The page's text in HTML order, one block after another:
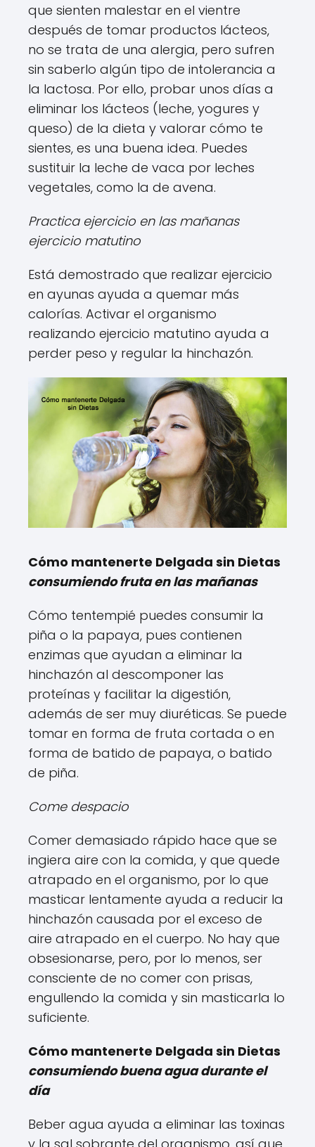
que sienten malestar en el vientre
después de tomar productos lácteos,
no se trata de una alergia, pero sufren
sin saberlo algún tipo de intolerancia a
la lactosa. Por ello, probar unos días a
eliminar los lácteos (leche, yogures y
queso) de la dieta y valorar cómo te
sientes, es una buena idea. Puedes
sustituir la leche de vaca por leches
vegetales, como la de avena.
Practica ejercicio en las mañanas
ejercicio matutino
Está demostrado que realizar ejercicio
en ayunas ayuda a quemar más
calorías. Activar el organismo
realizando ejercicio matutino ayuda a
perder peso y regular la hinchazón.
Cómo mantenerte Delgada sin Dietas
consumiendo fruta en las mañanas
Cómo tentempié puedes consumir la
piña o la papaya, pues contienen
enzimas que ayudan a eliminar la
hinchazón al descomponer las
proteínas y facilitar la digestión,
además de ser muy diuréticas. Se puede
tomar en forma de fruta cortada o en
forma de batido de papaya, o batido
de piña.
Come despacio
Comer demasiado rápido hace que se
ingiera aire con la comida, y que quede
atrapado en el organismo, por lo que
masticar lentamente ayuda a reducir la
hinchazón causada por el exceso de
aire atrapado en el cuerpo. No hay que
obsesionarse, pero, por lo menos, ser
consciente de no comer con prisas,
engullendo la comida y sin masticarla lo
suficiente.
Cómo mantenerte Delgada sin Dietas
consumiendo buena agua durante el
día
Beber agua ayuda a eliminar las toxinas